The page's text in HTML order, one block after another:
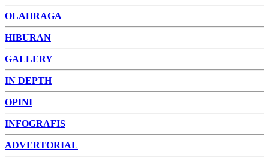
OLAHRAGA
HIBURAN
GALLERY
IN DEPTH
OPINI
INFOGRAFIS
ADVERTORIAL